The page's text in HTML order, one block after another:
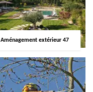
Aménagement extérieur 47